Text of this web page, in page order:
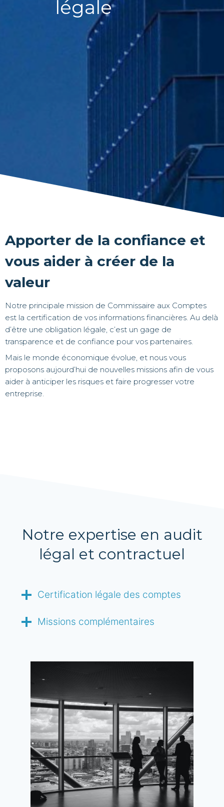
légale
Apporter de la confiance et
vous aider à créer de la
valeur
Notre principale mission de Commissaire aux Comptes
est la certification de vos informations financières. Au delà
d’être une obligation légale, c’est un gage de
transparence et de confiance pour vos partenaires.
Mais le monde économique évolue, et nous vous
proposons aujourd’hui de nouvelles missions afin de vous
aider à anticiper les risques et faire progresser votre
entreprise.
Notre expertise en audit
légal et contractuel
Certification légale des comptes
Missions complémentaires